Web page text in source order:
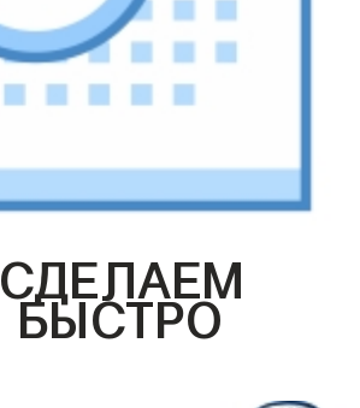
СДЕЛАЕМ
БЫСТРО